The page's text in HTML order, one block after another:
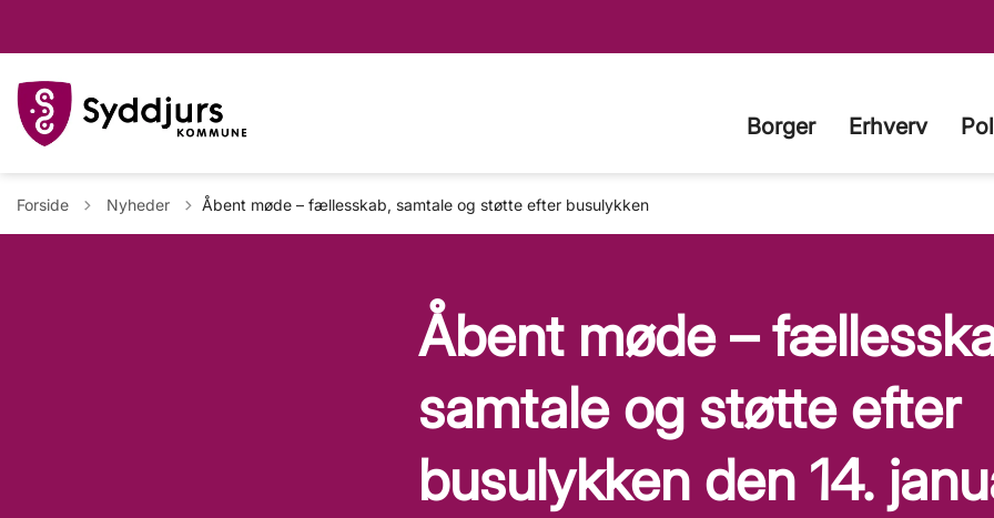
Borger Erhverv
Forside Tilbage til
Nyheder Åbent møde – fællesskab, samtale og støtte efter busulykken
Åbent møde –
samtale og støtte efter
busulykken den 14.